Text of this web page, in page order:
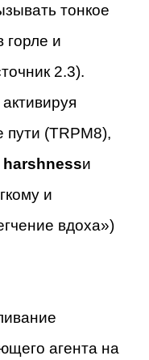
тонкое
горле и
2.3).
(TRPM8),
и
и
вдоха»)
агента на